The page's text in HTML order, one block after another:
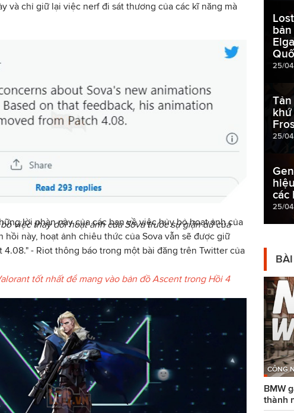
và chỉ giữ lại việc nerf đi sát thương của các kĩ năng mà
việc thay đổi hoạt ảnh của Sova trước sự giận dữ của
lời phàn này của các bạn về việc hủy bỏ hoạt ảnh của
hồi này, hoạt ảnh chiêu thức của Sova vẫn sẽ được giữ
4.08." - Riot thông báo trong một bài đăng trên Twitter của
tốt nhất để mang vào bản đồ Ascent trong Hồi 4
25/
khứ
25/
các
25/
CÔNG
BMW
thành